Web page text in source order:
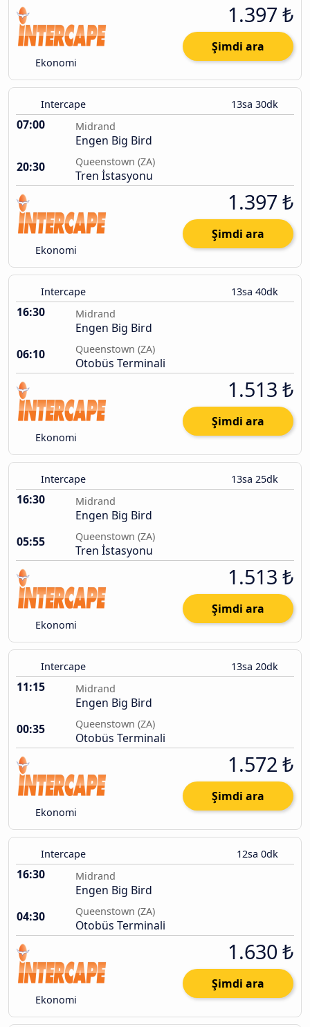
Ekonomi
1.397 ₺
Şimdi ara
Intercape 13sa 30dk
07:00 Midrand
Engen Big Bird
20:30
Queenstown (ZA)
Tren İstasyonu
Ekonomi
1.397 ₺
Şimdi ara
Intercape 13sa 40dk
16:30 Midrand
Engen Big Bird
06:10
Queenstown (ZA)
Otobüs Terminali
Ekonomi
1.513 ₺
Şimdi ara
Intercape 13sa 25dk
16:30 Midrand
Engen Big Bird
05:55
Queenstown (ZA)
Tren İstasyonu
Ekonomi
1.513 ₺
Şimdi ara
Intercape 13sa 20dk
11:15 Midrand
Engen Big Bird
00:35
Queenstown (ZA)
Otobüs Terminali
Ekonomi
1.572 ₺
Şimdi ara
Intercape 12sa 0dk
16:30 Midrand
Engen Big Bird
04:30
Queenstown (ZA)
Otobüs Terminali
Ekonomi
1.630 ₺
Şimdi ara